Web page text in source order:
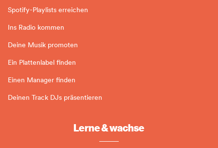
Spotify-Playlists erreichen
Ins Radio kommen
Deine Musik promoten
Ein Plattenlabel finden
Einen Manager finden
Deinen Track DJs präsentieren
Lerne & wachse